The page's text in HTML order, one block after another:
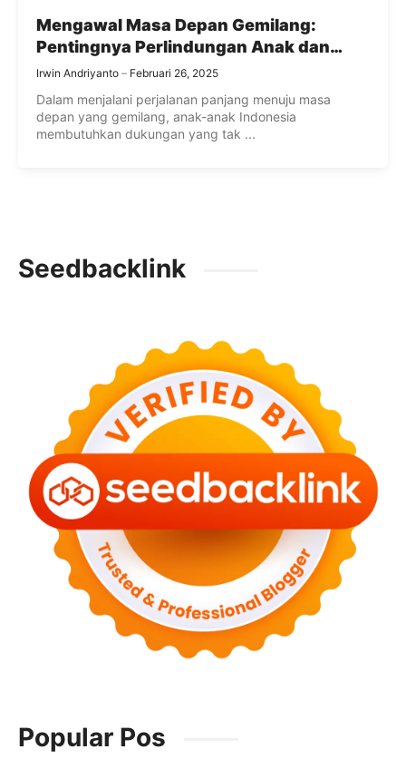
Mengawal Masa Depan Gemilang:
Pentingnya Perlindungan Anak dan
Nutrisi bagi Anak Indonesia
Irwin Andriyanto Februari 26, 2025
Dalam menjalani perjalanan panjang menuju masa
depan yang gemilang, anak-anak Indonesia
membutuhkan dukungan yang tak ...
Seedbacklink
Popular Pos